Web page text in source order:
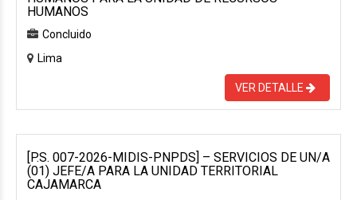
HUMANOS
Concluido
Lima
VER DETALLE
[P.S. 007-2026-MIDIS-PNPDS] – SERVICIOS DE UN/A
(01) JEFE/A PARA LA UNIDAD TERRITORIAL
CAJAMARCA